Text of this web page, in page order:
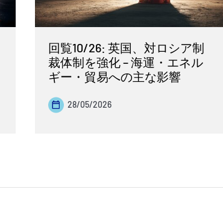
回覧10/26: 英国、対ロシア制
裁体制を強化 – 海運・エネル
ギー・貿易への主な影響
28/05/2026